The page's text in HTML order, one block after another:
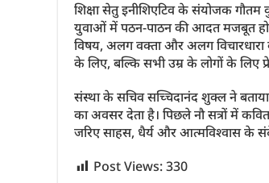
शिक्षा सेतु इनीशिएटिव के संयोजक गौतम
युवाओं में पठन-पाठन की आदत मजबूत हो
विषय, अलग वक्ता और अलग विचारधारा
के लिए, बल्कि सभी उम्र के लोगों के लिए
संस्था के सचिव सच्चिदानंद शुक्ल ने बताया
का अवसर देता है। पिछले नौ सत्रों में
जरिए साहस, धैर्य और आत्मविश्वास के
Post Views:330